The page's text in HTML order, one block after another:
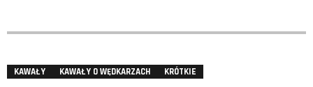
KAWAŁY KAWAŁY O WĘDKARZACH KRÓTKIE